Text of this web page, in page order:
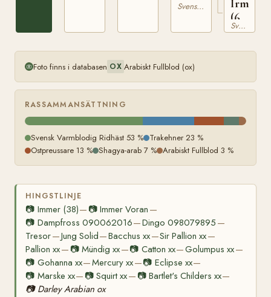
2972Svensk Varmblodig Ridhäst
Irma
(6)
RÄSK
Svensk Varmblodig Ridhäst
Foto finns i databasen OX Arabiskt Fullblod (ox)
RASSAMMANSÄTTNING
Svensk Varmblodig Ridhäst 53 % Trakehner 23 %
Ostpreussare 13 % Shagya-arab 7 % Arabiskt Fullblod 3 %
HINGSTLINJE
📷 Immer (38)— 📷Immer Voran —
📷 Dampfross 090062016—Dingo 098079895 —
Tresor—Jung Solid—Bacchus xx—Sir Pallion xx—
Pallion xx— 📷Mündig xx—📷 Catton xx—Golumpus xx—
📷 Gohanna xx—Mercury xx—📷 Eclipse xx—
📷 Marske xx— 📷Squirt xx— 📷 Bartlet's Childers xx—
📷 Darley Arabian ox